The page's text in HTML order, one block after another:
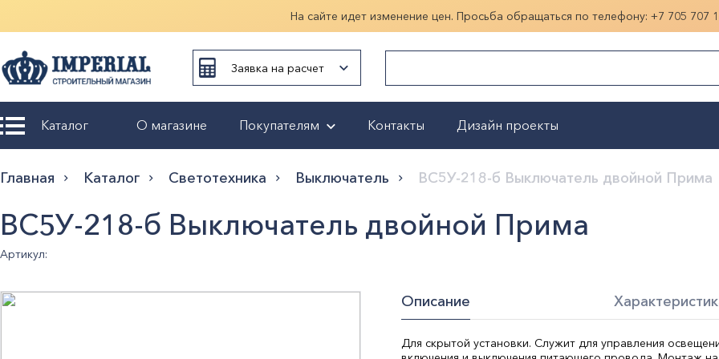
На сайте идет изменение цен. Просьба обращаться по телефону: +7 705 707
Заявка на расчет
Показать больше
Каталог О магазине Покупателям
Возврат и
обмен
Гарантия
Контакты Дизайн проекты
Главная Каталог Светотехника Выключатель ВС5У-218-б Выключатель двойной Прима
ВС5У-218-б Выключатель двойной Прима
Артикул:
Описание
Для скрытой установки. Служит для управления